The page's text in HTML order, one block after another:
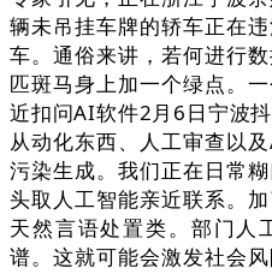
辆未吊挂车牌的轿车正在
车。通俗来讲，若何进行
匹斑马身上加一个绿点。
近扣问AI软件2月6日宁波
从动化东西、人工审查以
污染生成。我们正在日常
头取人工智能亲近联系。
天然言语处置类。部门人
谱。这就可能会激发社会